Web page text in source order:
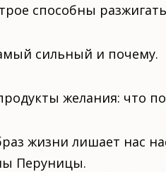
способны
сильный и почему.
желания: что
жизни лишает нас
Перуницы.